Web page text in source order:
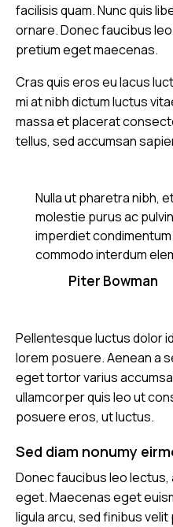
facilisis quam. Nunc quis
ornare. Donec faucibus
pretium eget maecenas.
Cras quis eros eu lacus
mi at nibh dictum luctus
massa et placerat
tellus, sed accumsan
Nulla ut pharetra nibh,
molestie purus ac
imperdiet
commodo interdum
Piter Bowman
Pellentesque luctus dolor
lorem posuere. Aenean a
eget tortor varius
ullamcorper quis leo ut
posuere eros, ut luctus.
Sed diam nonumy
Donec faucibus leo
eget. Maecenas eget
ligula arcu, sed finibus